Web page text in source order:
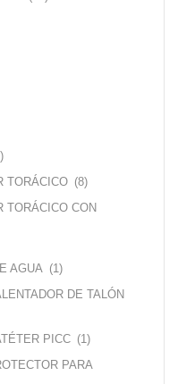
TORÁCICO (8)
TORÁCICO CON
AGUA
(1)
DE TALÓN
PICC (1)
PARA